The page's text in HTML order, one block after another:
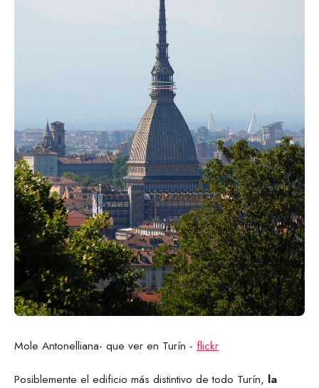
Mole Antonelliana- que ver en Turín - flickr
Posiblemente el edificio más distintivo de todo Turín, la